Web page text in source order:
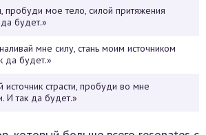
пробуди мое тело, силой притяжения
будет.»
мне силу, стань моим источником
да будет.»
источник страсти, пробуди во мне
И так да будет.»